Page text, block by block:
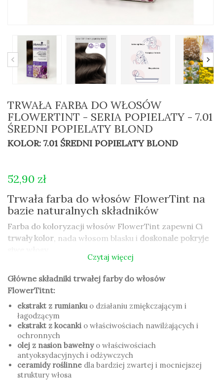
TRWAŁA FARBA DO WŁOSÓW
FLOWERTINT - SERIA POPIELATY - 7.01
ŚREDNI POPIELATY BLOND
KOLOR: 7.01 ŚREDNI POPIELATY BLOND
52,90 zł
Trwała farba do włosów FlowerTint na
bazie naturalnych składników
Farba do koloryzacji włosów FlowerTint zapewni Ci
trwały kolor, nada włosom blasku i doskonale pokryje
naturą, zawieraponad 86% naturalnych składników.
Farba do włosów FlowerTint nie zawiera: amoniaku,
rezorcyny, parafenylenodiaminy.
Dziękispecjalnie zaprojektowanej butelce
aplikacja
farby do włosów jest wygodna i nie wymaga
stosowania dodatkowych naczyń.
formułafarby do włosów sprawi, że bez problemu
Sama poradzisz sobie z jej nałożeniem na
Czytaj więcej
Główne składniki trwałej farby do włosów
FlowerTitnt:
ekstrakt z rumiankuo działaniu zmiękczającym i
łagodzącym
ekstrakt z kocanki o właściwościach nawilżających i
ochronnych
olej z nasion bawełnyo właściwościach
antyoksydacyjnych i odżywczych
ceramidy roślinne dla bardziej zwartej i mocniejszej
struktury włosa